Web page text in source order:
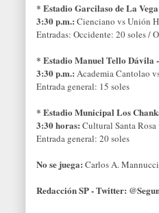
* Estadio Garcilaso de La Vega
3:30 p.m.: Cienciano vs Unión
Entradas: Occidente: 20 soles /
* Estadio Manuel Tello Dávila
3:30 p.m.: Academia Cantolao
Entrada general: 15 soles
* Estadio Municipal Los
3:30 horas: Cultural Santa
Entrada general: 20 soles
No se juega: Carlos A.
Redacción SP - Twitter: